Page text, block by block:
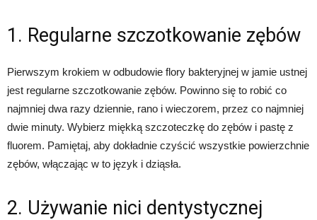
1. Regularne szczotkowanie zębów
Pierwszym krokiem w odbudowie flory bakteryjnej w jamie ustnej
jest regularne szczotkowanie zębów. Powinno się to robić co
najmniej dwa razy dziennie, rano i wieczorem, przez co najmniej
dwie minuty. Wybierz miękką szczoteczkę do zębów i pastę z
fluorem. Pamiętaj, aby dokładnie czyścić wszystkie powierzchnie
zębów, włączając w to język i dziąsła.
2. Używanie nici dentystycznej